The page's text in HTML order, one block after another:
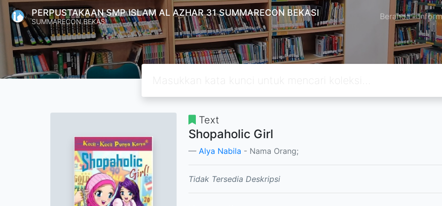
PERPUSTAKAAN SMP ISLAM AL AZHAR 31 SUMMARECON BEKASI
SUMMARECON BEKASI Beranda
Text
Shopaholic Girl
Alya Nabila - Nama Orang;
Tidak Tersedia Deskripsi